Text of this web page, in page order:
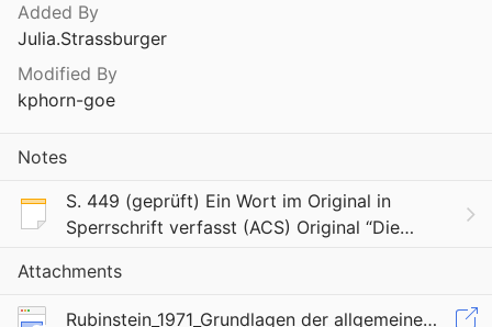
Added By
Julia.Strassburger
Modified By
kphorn-goe
Notes
S. 449 (geprüft) Ein Wort im Original in
Sperrschrift verfasst (ACS) Original “Die
Theorie also nicht eine Vertiefung und
Attachments
Rubinstein_1971_Grundlagen der allgemeinen Psychologie